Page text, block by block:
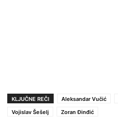
KLJUČNE REČI Aleksandar Vučić
Vojislav Šešelj
Zoran Đinđić